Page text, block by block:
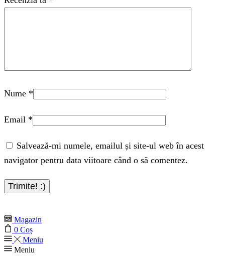
Nume *
Email *
Salvează-mi numele, emailul și site-ul web în acest
navigator pentru data viitoare când o să comentez.
Magazin
0 Coș
Meniu
Meniu